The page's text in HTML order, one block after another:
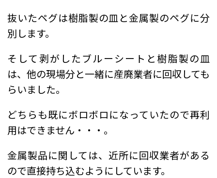
抜いたペグは樹脂製の皿と金属製のペグに分
別します。
そして剥がしたブルーシートと樹脂製の皿
は、他の現場分と一緒に産廃業者に回収しても
らいました。
どちらも既にボロボロになっていたので再利
用はできません・・・。
金属製品に関しては、近所に回収業者がある
ので直接持ち込むようにしています。